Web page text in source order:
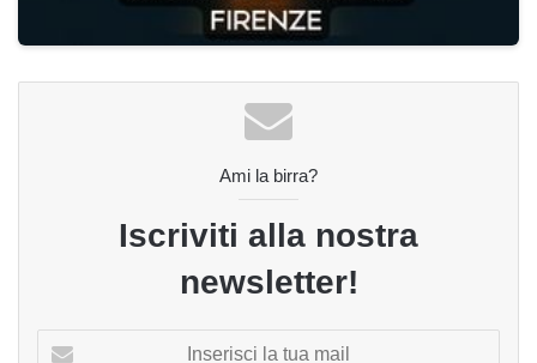
Ami la birra?
Iscriviti alla nostra
newsletter!